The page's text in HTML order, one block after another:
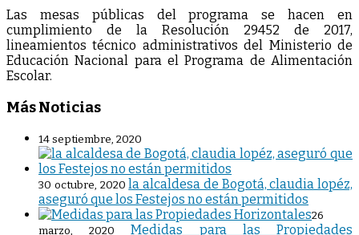
Las mesas públicas del programa se hacen en
cumplimiento de la Resolución 29452 de 2017,
lineamientos técnico administrativos del Ministerio de
Educación Nacional para el Programa de Alimentación
Escolar.
Más Noticias
14 septiembre, 2020
30 octubre, 2020 la alcaldesa de Bogotá, claudia lopéz,
aseguró que los Festejos no están permitidos
26
marzo, 2020
Medidas para las Propiedades